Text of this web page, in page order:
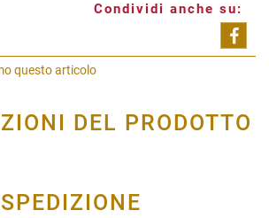
Condividi anche su:
questo articolo
DEL PRODOTTO
SPEDIZIONE